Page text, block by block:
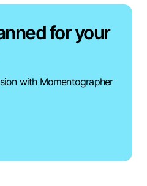
for your
with Momentographer